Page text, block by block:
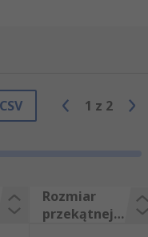
1 z 2
Rozmiar
przekątnej